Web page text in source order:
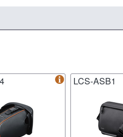
LCS-ASB1